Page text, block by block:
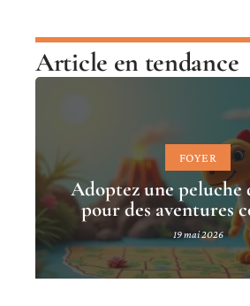
Article en tendance
FOYER
Adoptez une peluche
pour des aventures
19 mai 2026